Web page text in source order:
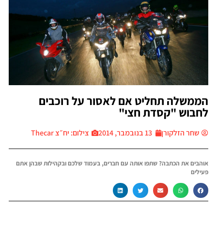
הממשלה תחליט אם לאסור על רוכבים
לחבוש "קסדת חצי"
שחר הזלקורן 13 בנובמבר, 2014 צילום: יח״צ Thecar
אוהבים את הכתבה? שתפו אותה עם חברים, בעמוד שלכם ובקהילות שבהן אתם
פעילים